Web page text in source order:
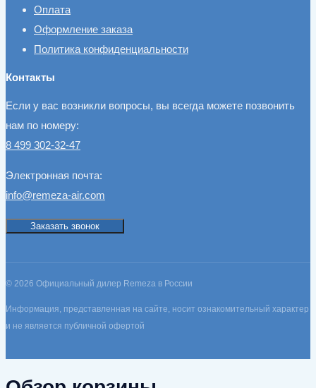
Оплата
Оформление заказа
Политика конфиденциальности
Контакты
Если у вас возникли вопросы, вы всегда можете позвонить
нам по номеру:
8 499 302-32-47
Электронная почта:
info@remeza-air.com
Заказать звонок
© 2026 Официальный дилер Remeza в России
Информация, представленная на сайте, носит ознакомительный характер
и не является публичной офертой